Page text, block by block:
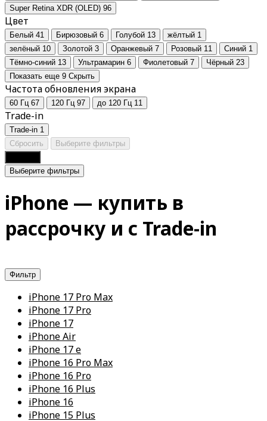
Super Retina XDR (OLED) 96
Цвет
Белый 41 Бирюзовый 6 Голубой 13 жёлтый 1
зелёный 10 Золотой 3 Оранжевый 7 Розовый 11 Синий 1
Тёмно-синий 13 Ультрамарин 6 Фиолетовый 7 Чёрный 23
Показать еще 9 Скрыть
Частота обновления экрана
60 Гц 67 120 Гц 97 до 120 Гц 11
Trade-in
Trade-in 1
Сбросить
Выберите фильтры
Выберите фильтры
iPhone — купить в
рассрочку и с Trade-in
Фильтр
iPhone 17 Pro Max
iPhone 17 Pro
iPhone 17
iPhone Air
iPhone 17 e
iPhone 16 Pro Max
iPhone 16 Pro
iPhone 16 Plus
iPhone 16
iPhone 15 Plus